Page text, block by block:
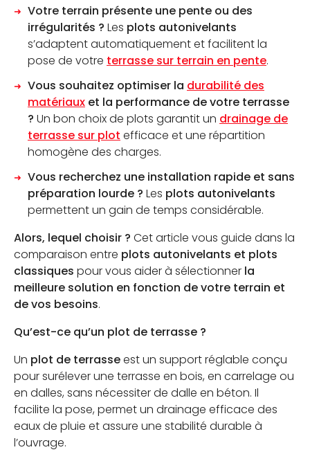
Votre terrain présente une pente ou des
irrégularités ? Les plots autonivelants
s’adaptent automatiquement et facilitent la
pose de votre terrasse sur terrain en pente.
Vous souhaitez optimiser la durabilité des
matériaux et la performance de votre terrasse
? Un bon choix de plots garantit un drainage de
terrasse sur plot efficace et une répartition
homogène des charges.
Vous recherchez une installation rapide et sans
préparation lourde ? Les plots autonivelants
permettent un gain de temps considérable.
Alors, lequel choisir ? Cet article vous guide dans la
comparaison entre plots autonivelants et plots
classiques pour vous aider à sélectionner la
meilleure solution en fonction de votre terrain et
de vos besoins.
Qu’est-ce qu’un plot de terrasse ?
Un plot de terrasseest un support réglable conçu
pour surélever une terrasse en bois, en carrelage ou
en dalles, sans nécessiter de dalle en béton. Il
facilite la pose, permet un drainage efficace des
eaux de pluie et assure une stabilité durable à
l’ouvrage.